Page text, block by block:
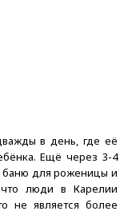
в день, где её
Ещё через 3-4
баню для роженицы и
люди в Карелии
не является более